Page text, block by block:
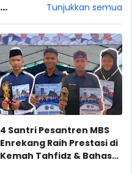
Tunjukkan semua
4 Santri Pesantren MBS
Enrekang Raih Prestasi di
Kemah Tahfidz & Bahasa